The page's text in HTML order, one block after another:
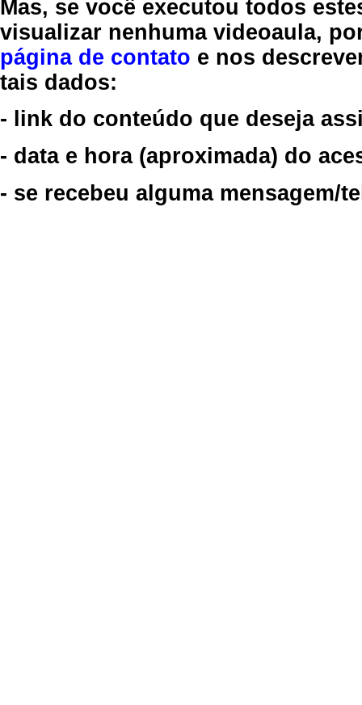
Mas, se você executou todos
visualizar nenhuma videoaula,
página de contato e nos
tais dados:
- link do conteúdo que deseja
- data e hora (aproximada) do
- se recebeu alguma mensagem/